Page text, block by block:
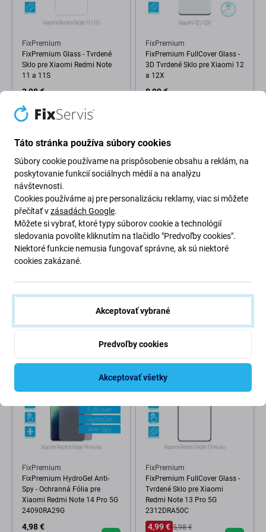
FixPremium
FixPremium Glass - Tvrdené
Sklo pre Xiaomi Redmi Note
11 a 11S
3,98 €
SKLADOM 6 ks
FixPremium
FixPremium FullCover Glass -
3D Tvrdené Sklo pre Xiaomi 12
a 12X
0,99 €
FixPremium
FixPremium FullCover Glass -
Redmi Note 10 Pro, 10 Pro
Max, Mi 11i a Poco F3
SKLADOM 7 ks
FixPremium
Lite 5G
5,98 €
NA OBJEDNÁVKU
FixPremium
FixPremium HydroGel Anti-
Spy - Ochranná Fólia pre
Xiaomi Redmi Note 14 Pro 5G
24090RA29G
4,98 €
-17 %
FixPremium
FixPremium FullCover Glass -
Tvrdené Sklo pre Xiaomi
Redmi Note 13 Pro 5G
2312DRA50C
4,99 € 5,98 €
Táto stránka používa súbory cookies
Súbory cookie používame na prispôsobenie obsahu a reklám, na
poskytovanie funkcií sociálnych médií a na analýzu
návštevnosti.
Cookies používáme aj pre personalizáciu reklamy, viac si môžete
přečítať vzásadách Google.
Môžete si vybrať, ktoré typy súborov cookie a technológií
sledovania povolíte kliknutím na tlačidlo "Predvoľby cookies".
Niektoré funkcie nemusia fungovať správne, ak sú niektoré
cookies zakázané.
Akceptovať vybrané
Predvoľby cookies
Akceptovať všetky